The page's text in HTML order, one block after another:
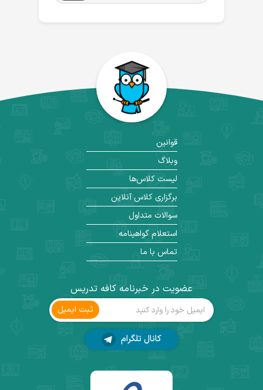
عضویت در خبرنامه کافه تدریس
ثبت ‌ایمیل
کانال تلگرام
قوانین
وبلاگ
لیست کلاس‌ها
برگزاری کلاس آنلاین
سوالات متداول
استعلام گواهینامه
تماس با ما